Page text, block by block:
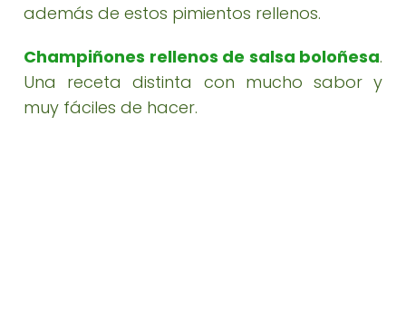
además de estos pimientos rellenos.
Champiñones rellenos de salsa boloñesa.
Una receta distinta con mucho sabor y
muy fáciles de hacer.